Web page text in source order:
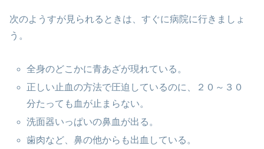
次のようすが見られるときは、すぐに病院に行きましょ
う。
全身のどこかに青あざが現れている。
正しい止血の方法で圧迫しているのに、２０～３０
分たっても血が止まらない。
洗面器いっぱいの鼻血が出る。
歯肉など、鼻の他からも出血している。